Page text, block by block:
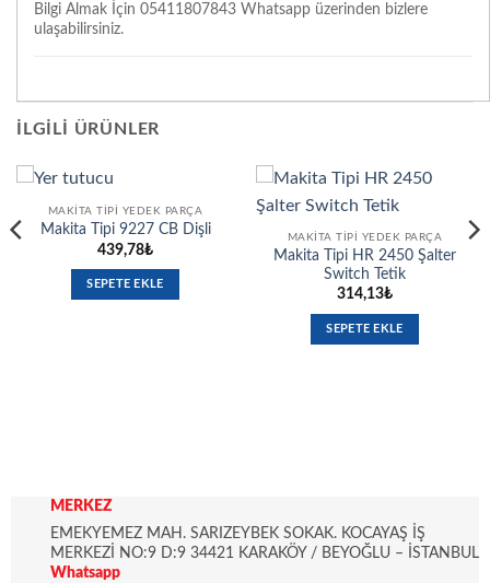
Bilgi Almak İçin 05411807843 Whatsapp üzerinden bizlere
ulaşabilirsiniz.
İLGILI ÜRÜNLER
MAKITA TIPI YEDEK PARÇA
Makita Tipi 9227 CB Dişli
439,78₺
SEPETE EKLE
MAKITA TIPI YEDEK PARÇA
Makita Tipi HR 2450 Şalter
Switch Tetik
314,13₺
SEPETE EKLE
MERKEZ
EMEKYEMEZ MAH. SARIZEYBEK SOKAK. KOCAYAŞ İŞ
MERKEZİ NO:9 D:9 34421 KARAKÖY / BEYOĞLU – İSTANBUL
Whatsapp